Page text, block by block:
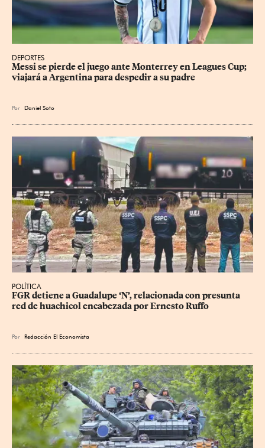
DEPORTES
Messi se pierde el juego ante Monterrey en Leagues Cup;
viajará a Argentina para despedir a su padre
Por Daniel Soto
POLÍTICA
FGR detiene a Guadalupe ‘N’, relacionada con presunta
red de huachicol encabezada por Ernesto Ruffo
Por Redacción El Economista